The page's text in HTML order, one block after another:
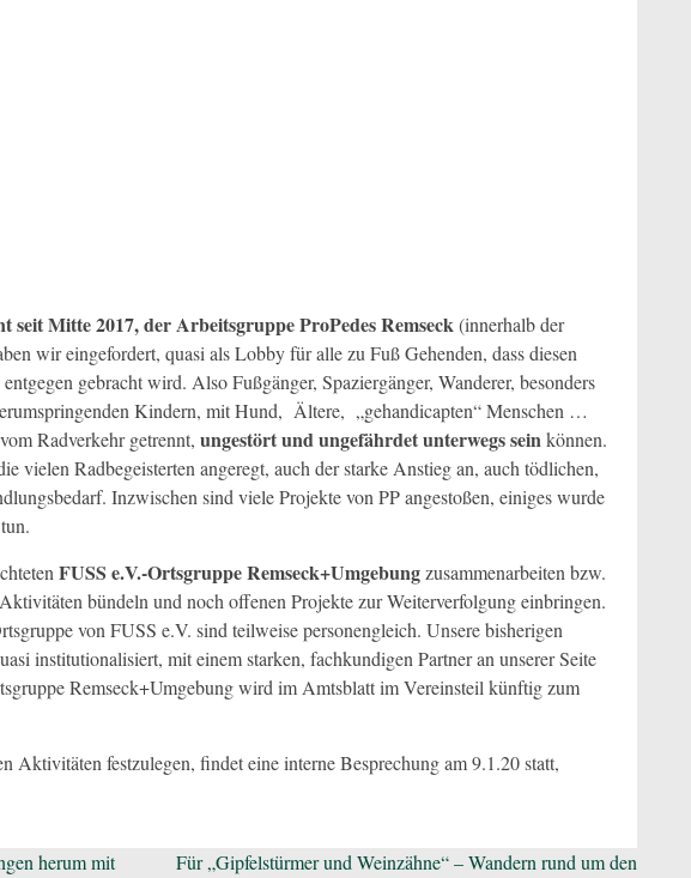
seit Mitte 2017, der Arbeitsgruppe ProPedes Remseck(innerhalb der
wir eingefordert, quasi als Lobby für alle zu Fuß Gehenden, dass diesen
gebracht wird. Also Fußgänger, Spaziergänger, Wanderer, besonders
Kindern, mit Hund, Ältere, „gehandicapten“ Menschen …
Radverkehr getrennt, ungestört und ungefährdet unterwegs seinkönnen.
vielen Radbegeisterten angeregt, auch der starke Anstieg an, auch tödlichen,
Inzwischen sind viele Projekte von PP angestoßen, einiges wurde
FUSS e.V.-Ortsgruppe Remseck+Umgebungzusammenarbeiten bzw.
bündeln und noch offenen Projekte zur Weiterverfolgung einbringen.
von FUSS e.V. sind teilweise personengleich. Unsere bisherigen
institutionalisiert, mit einem starken, fachkundigen Partner an unserer Seite
Remseck+Umgebung wird im Amtsblatt im Vereinsteil künftig zum
Aktivitäten festzulegen, findet eine interne Besprechung am 9.1.20 statt,
herum mit Für „Gipfelstürmer und Weinzähne“ – Wandern rund um den